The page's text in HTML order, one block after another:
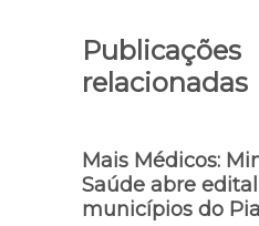
Publicações
relacionadas
Mais Médicos:
Saúde abre
municípios do